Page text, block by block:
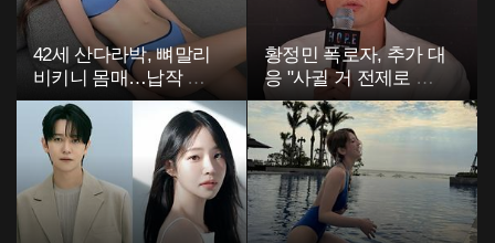
42세 산다라박, 뼈말리
비키니 몸매…납작 복
부에 깜짝
황정민 폭로자, 추가 대
응 "사귈 거 전제로 하
고…"